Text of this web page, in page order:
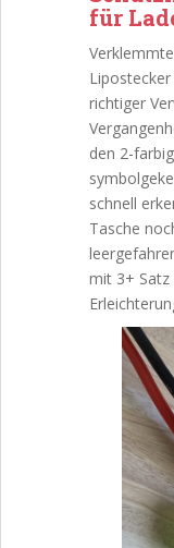
für
richtiger
den 2-
schnell
Tasche
mit 3+